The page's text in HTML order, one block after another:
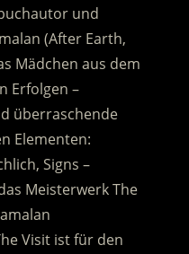
und
(After Earth,
Mädchen aus dem
Erfolgen –
überraschende
Elementen:
Signs –
Meisterwerk The
Visit ist für den